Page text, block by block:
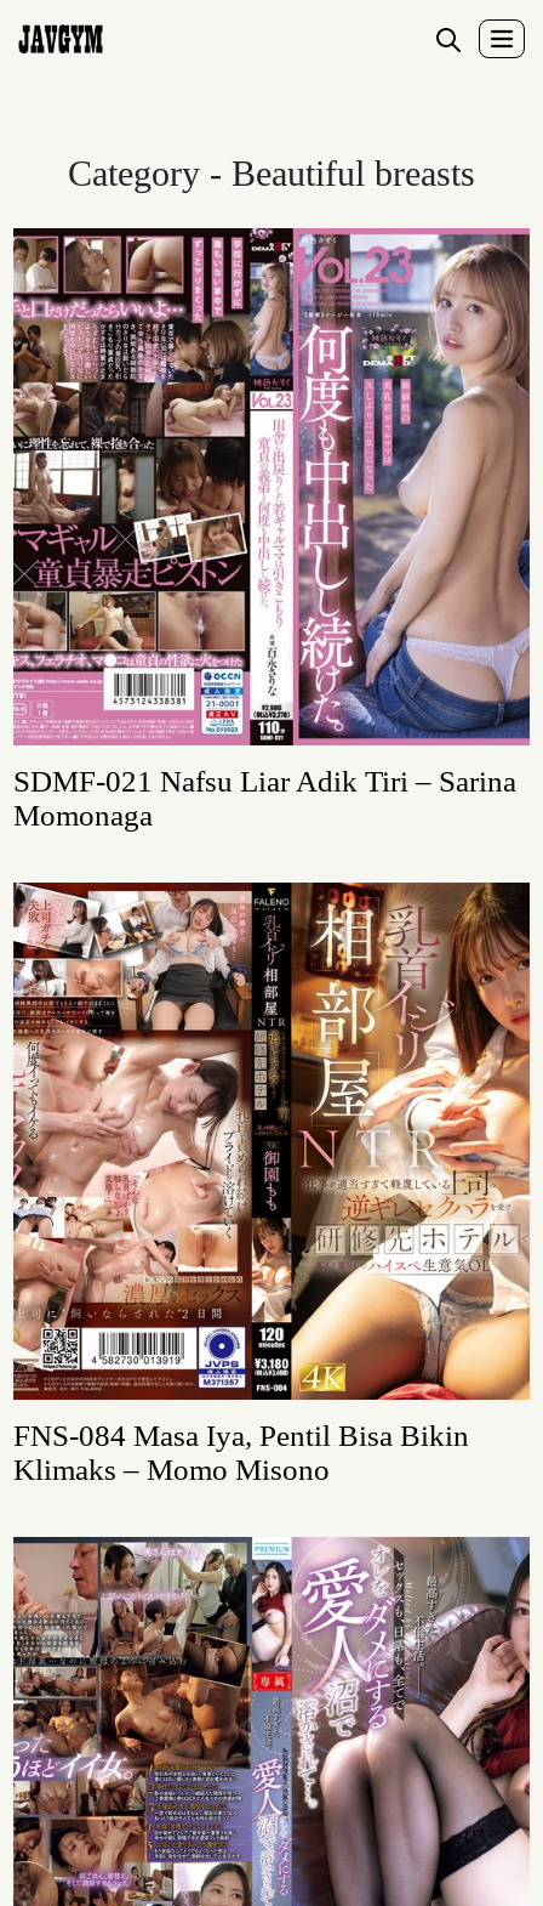
Category - Beautiful breasts
SDMF-021 Nafsu Liar Adik Tiri – Sarina
Momonaga
FNS-084 Masa Iya, Pentil Bisa Bikin
Klimaks – Momo Misono